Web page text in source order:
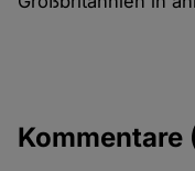
Kommentare